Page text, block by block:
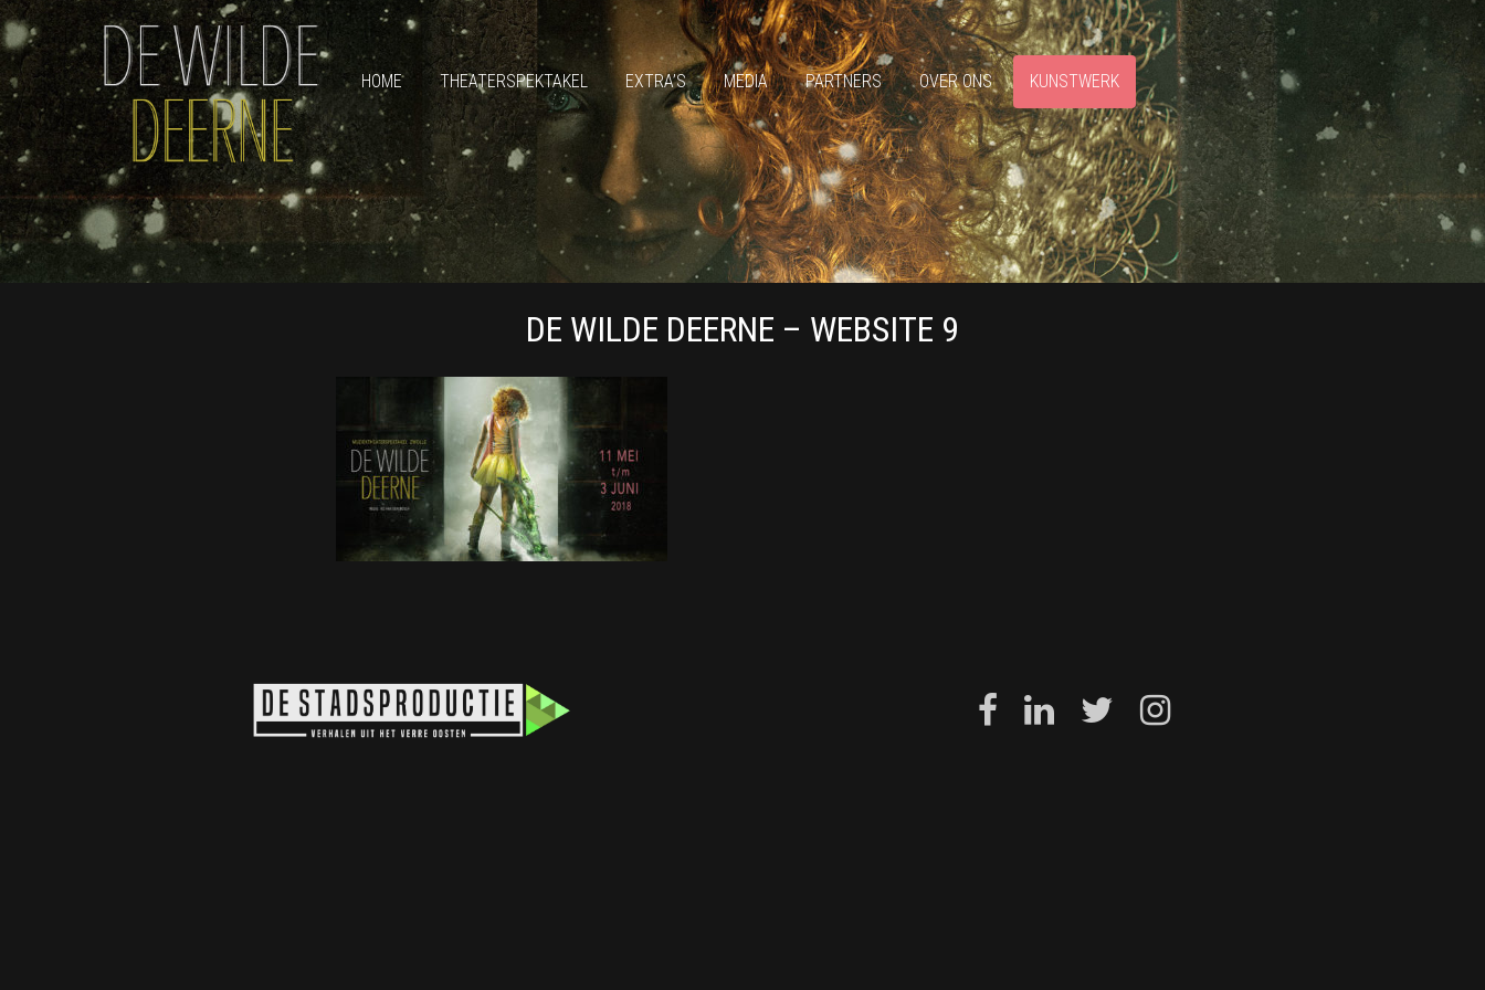
HOME THEATERSPEKTAKEL EXTRA’S MEDIA PARTNERS OVER ONS KUNSTWERK
DE WILDE DEERNE – WEBSITE 9